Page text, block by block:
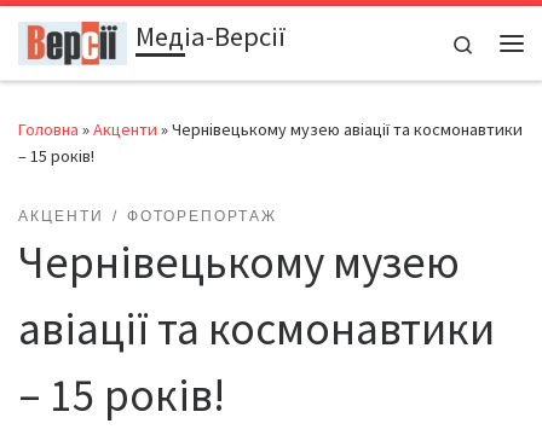
Перейти до вмістуМедіа-Версії
Search
Головна »Акценти »Чернівецькому музею авіації та космонавтики
– 15 років!
АКЦЕНТИ ФОТОРЕПОРТАЖ
Чернівецькому музею
авіації та космонавтики
– 15 років!